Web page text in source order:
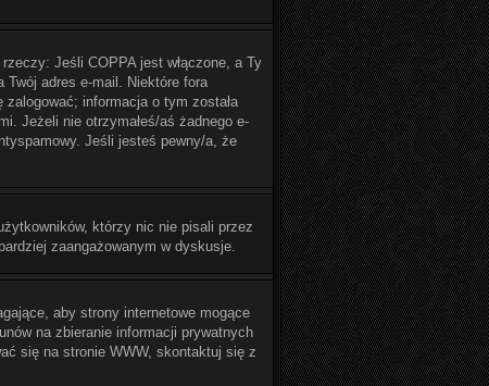
Jeśli COPPA jest włączone, a Ty
Twój adres e-mail. Niektóre fora
informacja o tym została
Jeżeli nie otrzymałeś/aś żadnego e-
Jeśli jesteś pewny/a, że
którzy nic nie pisali przez
zaangażowanym w dyskusje.
aby strony internetowe mogące
na zbieranie informacji prywatnych
się na stronie WWW, skontaktuj się z